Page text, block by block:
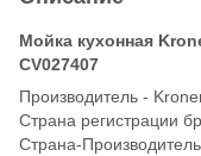
Мойка кухонная
CV027407
Производитель -
Страна регистрации
Страна-